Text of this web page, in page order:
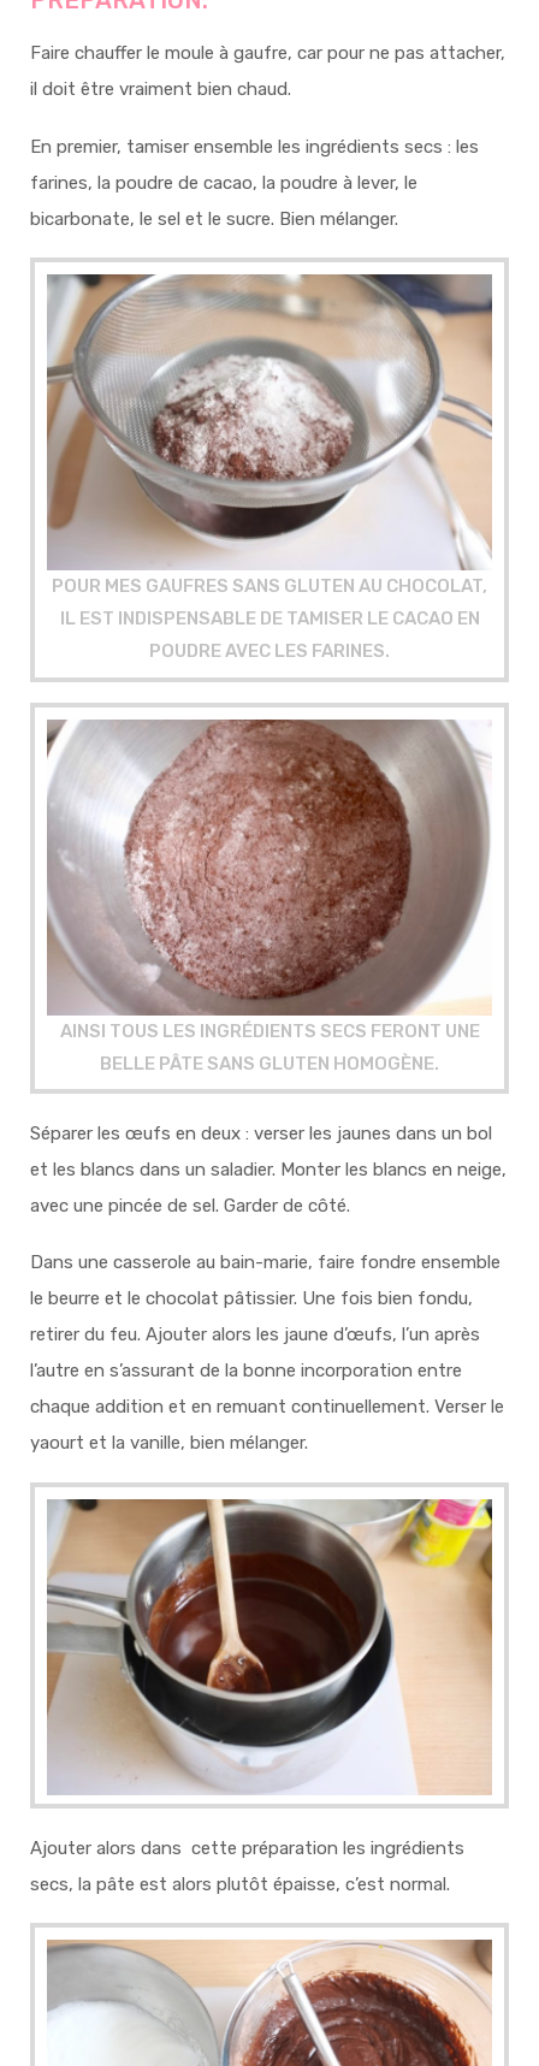
Faire chauffer le moule à gaufre, car pour ne pas attacher,
il doit être vraiment bien chaud.
En premier, tamiser ensemble les ingrédients secs : les
farines, la poudre de cacao, la poudre à lever, le
bicarbonate, le sel et le sucre. Bien mélanger.
POUR MES GAUFRES SANS GLUTEN AU CHOCOLAT,
IL EST INDISPENSABLE DE TAMISER LE CACAO EN
POUDRE AVEC LES FARINES.
AINSI TOUS LES INGRÉDIENTS SECS FERONT UNE
BELLE PÂTE SANS GLUTEN HOMOGÈNE.
Séparer les œufs en deux : verser les jaunes dans un bol
et les blancs dans un saladier. Monter les blancs en neige,
avec une pincée de sel. Garder de côté.
Dans une casserole au bain-marie, faire fondre ensemble
le beurre et le chocolat pâtissier. Une fois bien fondu,
retirer du feu. Ajouter alors les jaune d’œufs, l’un après
l’autre en s’assurant de la bonne incorporation entre
chaque addition et en remuant continuellement. Verser le
yaourt et la vanille, bien mélanger.
Ajouter alors dans cette préparation les ingrédients
secs, la pâte est alors plutôt épaisse, c’est normal.